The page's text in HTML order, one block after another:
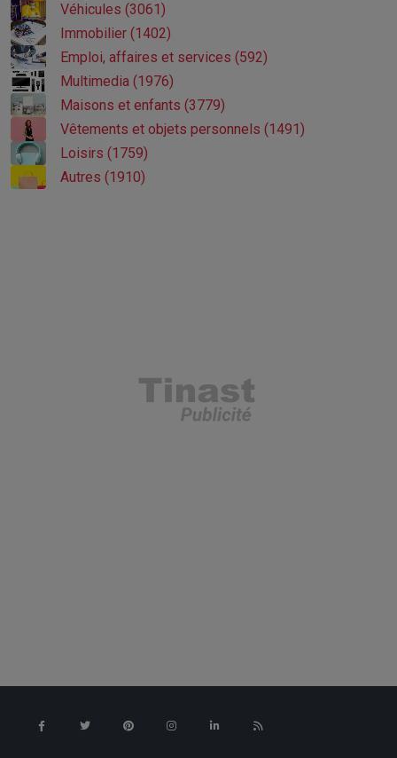
Véhicules (3061)
Immobilier (1402)
Emploi, affaires et services (592)
Multimedia (1976)
Maisons et enfants (3779)
Vêtements et objets personnels (1491)
Loisirs (1759)
Autres (1910)